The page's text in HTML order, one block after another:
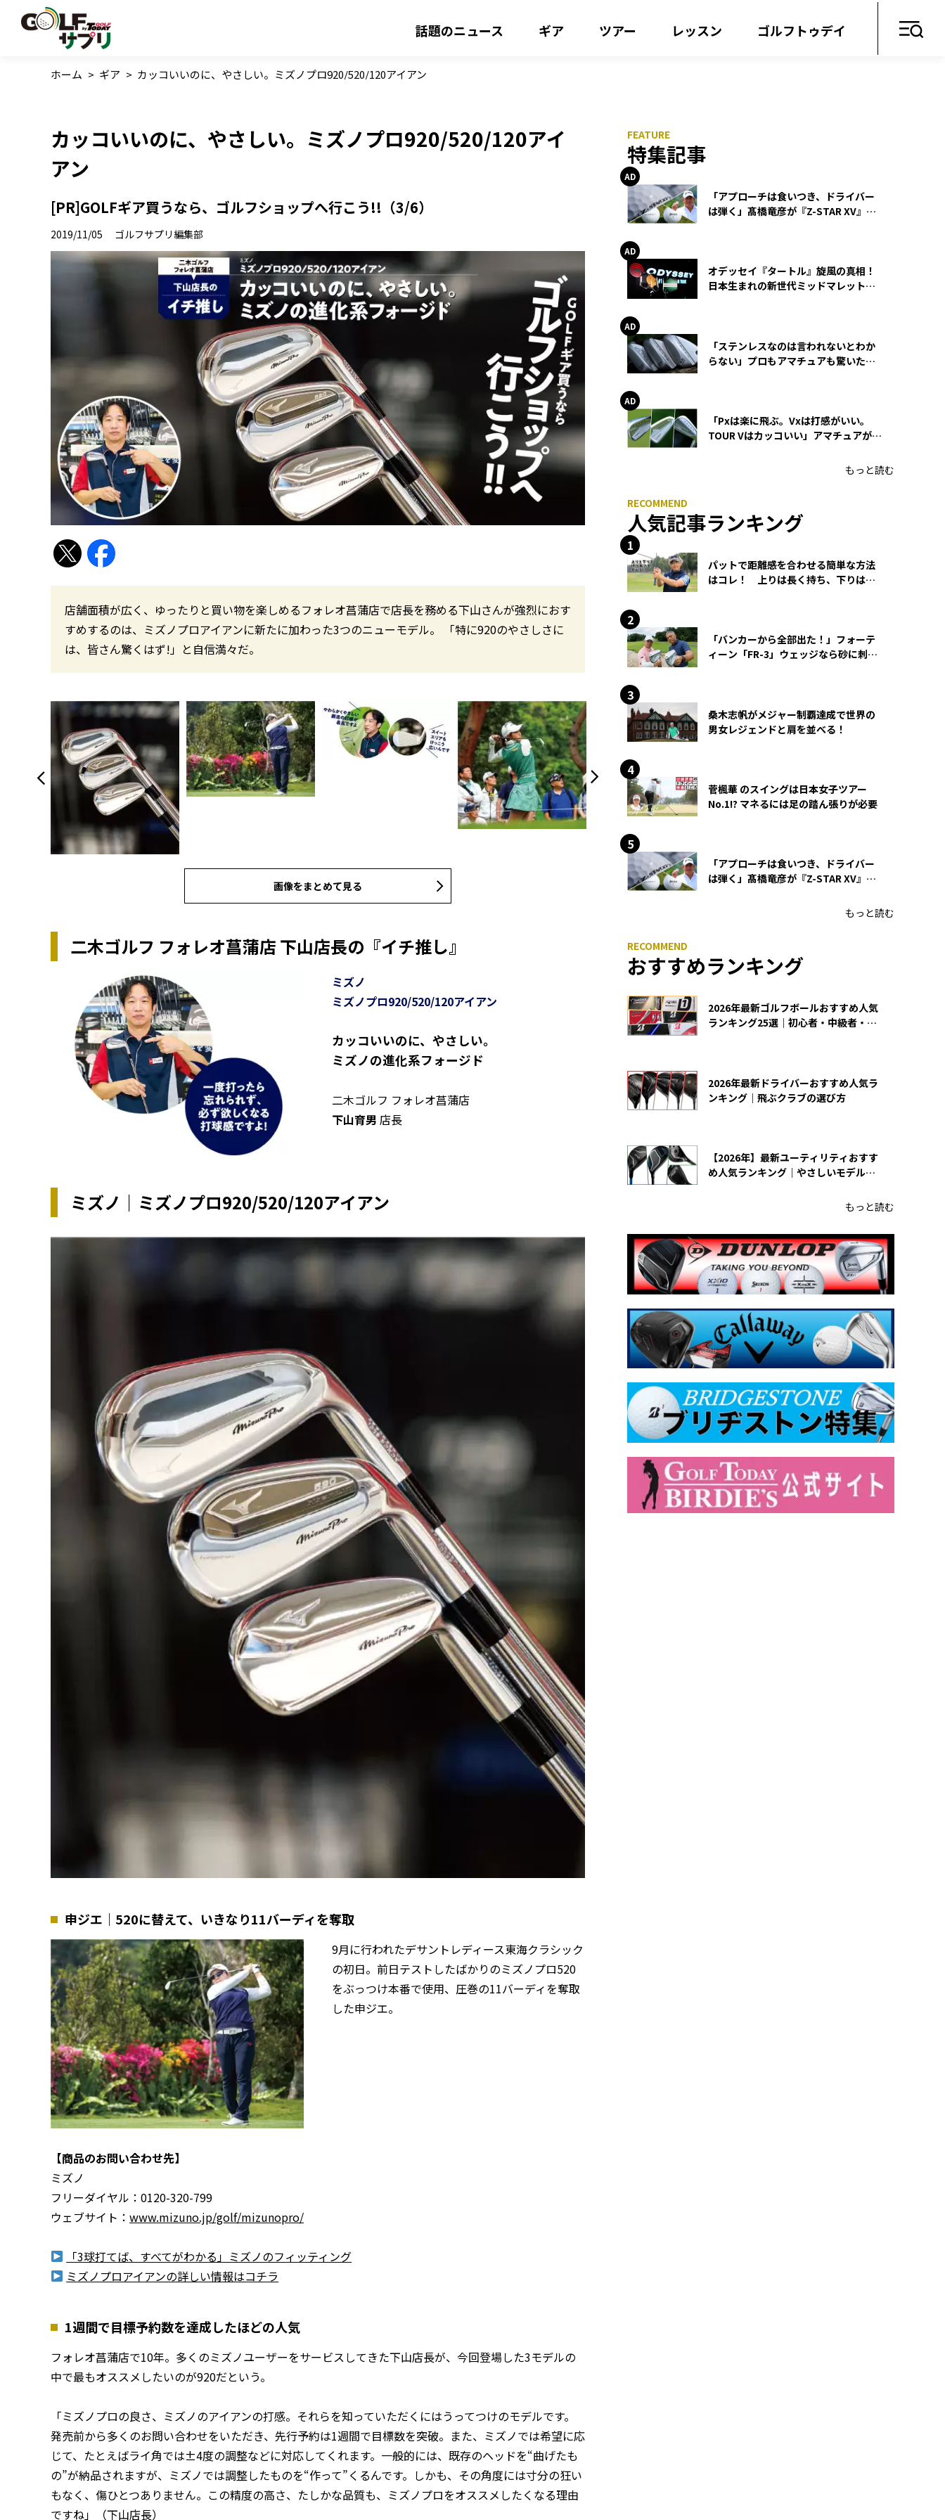
話題のニュース ギア ツアー レッスン ゴルフトゥデイ
ホーム > ギア > カッコいいのに、やさしい。ミズノプロ920/520/120アイアン
カッコいいのに、やさしい。ミズノプロ920/520/120アイ
アン
[PR]GOLFギア買うなら、ゴルフショップへ行こう!!（3/6）
2019/11/05 ゴルフサプリ編集部
店舗面積が広く、ゆったりと買い物を楽しめるフォレオ菖蒲店で店長を務める下山さんが強烈におす
すめするのは、ミズノプロアイアンに新たに加わった3つのニューモデル。 「特に920のやさしさに
は、皆さん驚くはず!」と自信満々だ。
画像をまとめて見る
二木ゴルフ フォレオ菖蒲店 下山店長の『イチ推し』
ミズノ
ミズノプロ920/520/120アイアン
カッコいいのに、やさしい。
ミズノの進化系フォージド
二木ゴルフ フォレオ菖蒲店
下山育男 店長
ミズノ｜ミズノプロ920/520/120アイアン
申ジエ｜520に替えて、いきなり11バーディを奪取
9月に行われたデサントレディース東海クラシック
の初日。前日テストしたばかりのミズノプロ520
をぶっつけ本番で使用、圧巻の11バーディを奪取
した申ジエ。
【商品のお問い合わせ先】
ミズノ
フリーダイヤル：0120-320-799
ウェブサイト： www.mizuno.jp/golf/mizunopro/
「3球打てば、すべてがわかる」ミズノのフィッティング
ミズノプロアイアンの詳しい情報はコチラ
1週間で目標予約数を達成したほどの人気
フォレオ菖蒲店で10年。多くのミズノユーザーをサービスしてきた下山店長が、今回登場した3モデルの
中で最もオススメしたいのが920だという。
「ミズノプロの良さ、ミズノのアイアンの打感。それらを知っていただくにはうってつけのモデルです。
発売前から多くのお問い合わせをいただき、先行予約は1週間で目標数を突破。また、ミズノでは希望に応
じて、たとえばライ角では±4度の調整などに対応してくれます。一般的には、既存のヘッドを“曲げたも
の”が納品されますが、ミズノでは調整したものを“作って”くるんです。しかも、その角度には寸分の狂い
もなく、傷ひとつありません。この精度の高さ、たしかな品質も、ミズノプロをオススメしたくなる理由
ですね」（下山店長）
特集記事
「アプローチは食いつき、ドライバー
は弾く」髙橋竜彦が『Z-STAR XV』を
オデッセイ『タートル』旋風の真相！
日本生まれの新世代ミッドマレットが
「ステンレスなのは言われないとわか
らない」プロもアマチュアも驚いた
「Pxは楽に飛ぶ。Vxは打感がいい。
TOUR Vはカッコいい」アマチュアが選
もっと読む
人気記事ランキング
パットで距離感を合わせる簡単な方法
はコレ！ 上りは長く持ち、下りは短
「バンカーから全部出た！」フォーテ
ィーン「FR-3」ウェッジなら砂に刺さ
桑木志帆がメジャー制覇達成で世界の
男女レジェンドと肩を並べる！
菅楓華 のスイングは日本女子ツアー
No.1!? マネるには足の踏ん張りが必要
「アプローチは食いつき、ドライバー
は弾く」髙橋竜彦が『Z-STAR XV』を
もっと読む
おすすめランキング
2026年最新ゴルフボールおすすめ人気
ランキング25選｜初心者・中級者・上
2026年最新ドライバーおすすめ人気ラ
ンキング｜飛ぶクラブの選び方
【2026年】最新ユーティリティおすす
め人気ランキング｜やさしいモデルの
もっと読む